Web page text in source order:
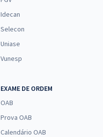
Idecan
Selecon
Uniase
Vunesp
EXAME DE ORDEM
OAB
Prova OAB
Calendário OAB